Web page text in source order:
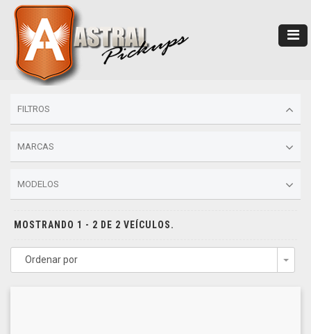
FILTROS
MARCAS
MODELOS
MOSTRANDO 1 - 2 DE 2 VEÍCULOS.
Ordenar por